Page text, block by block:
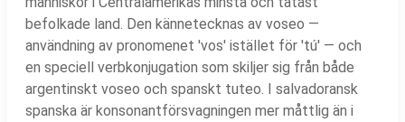
befolkade land. Den kännetecknas av voseo —
användning av pronomenet 'vos' istället för 'tú' — och
en speciell verbkonjugation som skiljer sig från både
argentinskt voseo och spanskt tuteo. I salvadoransk
spanska är konsonantförsvagningen mer måttlig än i